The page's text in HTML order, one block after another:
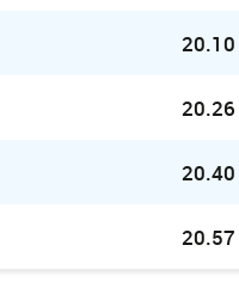
20.10
20.26
20.40
20.57